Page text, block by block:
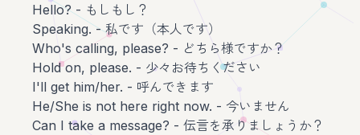
Hello? - もしもし？
Speaking. - 私です（本人です）
Who's calling, please? - どちら様ですか？
Hold on, please. - 少々お待ちください
I'll get him/her. - 呼んできます
He/She is not here right now. - 今いません
Can I take a message? - 伝言を承りましょうか？